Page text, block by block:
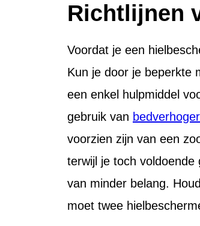
Richtlijnen
Voordat je een
Kun je door je beperkte
een enkel hulpmiddel
gebruik van
voorzien zijn van een
terwijl je toch
van minder belang.
moet twee